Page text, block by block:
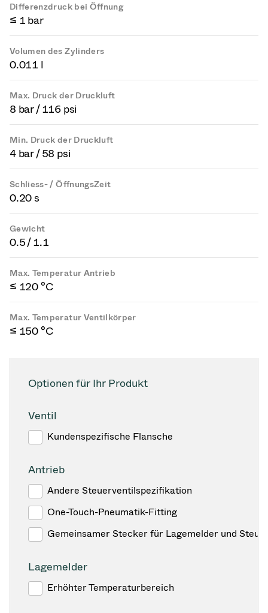
Differenzdruck bei Öffnung
≤ 1 bar
Volumen des Zylinders
0.011 l
Max. Druck der Druckluft
8 bar / 116 psi
Min. Druck der Druckluft
4 bar / 58 psi
Schliess- / ÖffnungsZeit
0.20 s
Gewicht
0.5 / 1.1
Max. Temperatur Antrieb
≤ 120 °C
Max. Temperatur Ventilkörper
≤ 150 °C
Optionen für Ihr Produkt
Ventil
Kundenspezifische Flansche
Antrieb
Andere Steuerventilspezifikation
One-Touch-Pneumatik-Fitting
Gemeinsamer Stecker für Lagemelder und
Lagemelder
Erhöhter Temperaturbereich